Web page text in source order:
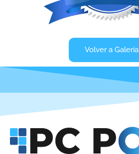
Volver a Galería